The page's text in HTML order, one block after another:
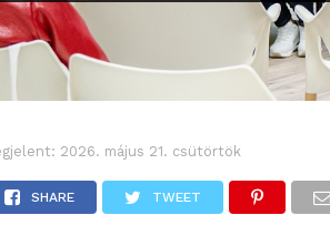
2026. május 21. csütörtök
SHARE TWEET